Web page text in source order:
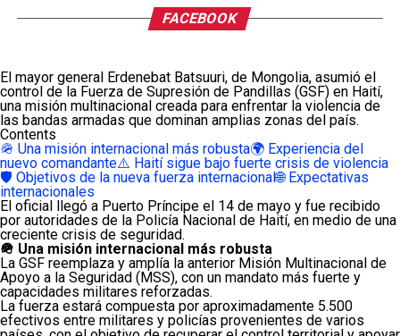
FACEBOOK
El mayor general Erdenebat Batsuuri, de Mongolia, asumió el
control de la Fuerza de Supresión de Pandillas (GSF) en Haití,
una misión multinacional creada para enfrentar la violencia de
las bandas armadas que dominan amplias zonas del país.
Contents
🪖 Una misión internacional más robusta🌍 Experiencia del
nuevo comandante⚠️ Haití sigue bajo fuerte crisis de violencia
🛡️ Objetivos de la nueva fuerza internacional🌐 Expectativas
internacionales
El oficial llegó a Puerto Príncipe el 14 de mayo y fue recibido
por autoridades de la Policía Nacional de Haití, en medio de una
creciente crisis de seguridad.
🪖 Una misión internacional más robusta
La GSF reemplaza y amplía la anterior Misión Multinacional de
Apoyo a la Seguridad (MSS), con un mandato más fuerte y
capacidades militares reforzadas.
La fuerza estará compuesta por aproximadamente 5.500
efectivos entre militares y policías provenientes de varios